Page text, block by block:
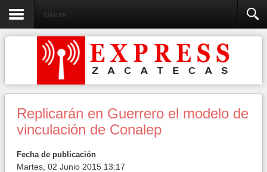
Educación
Replicarán en Guerrero el modelo de
vinculación de Conalep
Fecha de publicación
Martes, 02 Junio 2015 13:17